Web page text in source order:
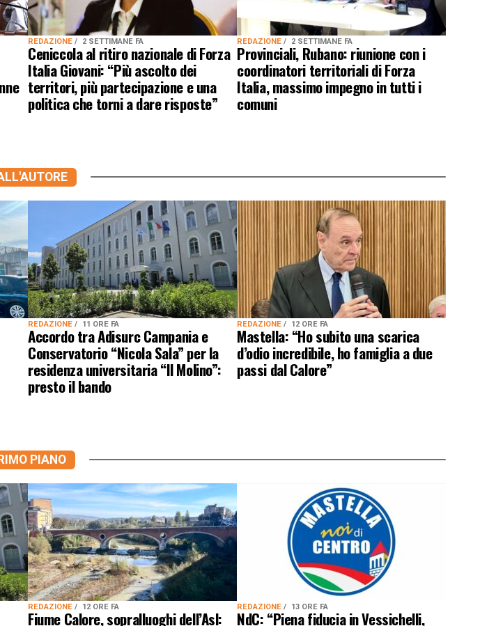
REDAZIONE 2 SETTIMANE FA
Ceniccola al ritiro nazionale di Forza
Italia Giovani: “Più ascolto dei
territori, più partecipazione e una
politica che torni a dare risposte”
REDAZIONE 2 SETTIMANE FA
Provinciali, Rubano: riunione con i
coordinatori territoriali di Forza
Italia, massimo impegno in tutti i
comuni
REDAZIONE 11 ORE FA
Accordo tra Adisurc Campania e
Conservatorio “Nicola Sala” per la
residenza universitaria “Il Molino”:
presto il bando
REDAZIONE 12 ORE FA
Mastella: “Ho subito una scarica
d’odio incredibile, ho famiglia a due
passi dal Calore”
PIANO
REDAZIONE 12 ORE FA
Fiume Calore, sopralluoghi dell’Asl:
REDAZIONE 13 ORE FA
NdC: “Piena fiducia in Vessichelli,